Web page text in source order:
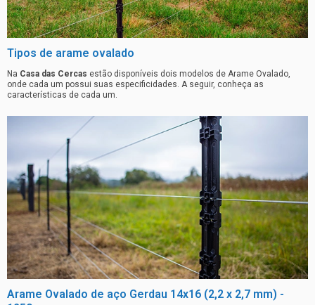
Tipos de arame ovalado
Na Casa das Cercas estão disponíveis dois modelos de Arame Ovalado,
onde cada um possui suas especificidades. A seguir, conheça as
características de cada um.
Arame Ovalado de aço Gerdau 14x16 (2,2 x 2,7 mm) -